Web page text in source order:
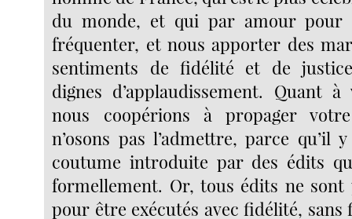
du monde, et qui par amour pour
fréquenter, et nous apporter des
sentiments de fidélité et de
dignes d’applaudissement. Quant
nous coopérions à propager
n’osons pas l’admettre, parce qu’il
coutume introduite par des édits
formellement. Or, tous édits ne sont
pour être exécutés avec fidélité, sans